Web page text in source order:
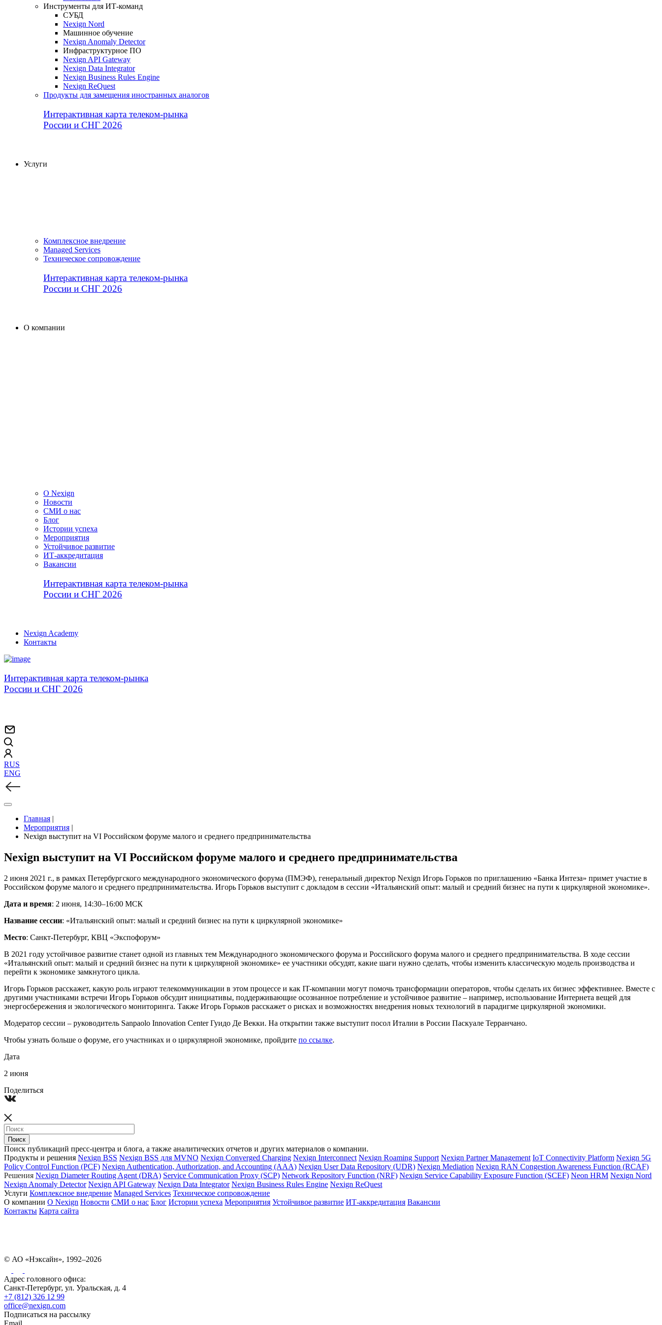
Инструменты для ИТ-команд
СУБД
Nexign Nord
Машинное обучение
Nexign Anomaly Detector
Инфраструктурное ПО
Nexign API Gateway
Nexign Data Integrator
Nexign Business Rules Engine
Nexign ReQuest
Продукты для замещения иностранных аналогов
Интерактивная карта телеком-рынка
России и СНГ 2026
Услуги
Комплексное внедрение
Managed Services
Техническое сопровождение
Интерактивная карта телеком-рынка
России и СНГ 2026
О компании
О Nexign
Новости
СМИ о нас
Блог
Истории успеха
Мероприятия
Устойчивое развитие
ИТ-аккредитация
Вакансии
Интерактивная карта телеком-рынка
России и СНГ 2026
Nexign Academy
Контакты
Интерактивная карта телеком-рынка
России и СНГ 2026
RUS
ENG
Главная |
Мероприятия |
Nexign выступит на VI Российском форуме малого и среднего предпринимательства
Nexign выступит на VI Российском форуме малого и среднего предпринимательства
2 июня 2021 г., в рамках Петербургского международного экономического форума (ПМЭФ), генеральный директор Nexign Игорь Горьков по приглашению «Банка Интеза» примет участие в
Российском форуме малого и среднего предпринимательства. Игорь Горьков выступит с докладом в сессии «Итальянский опыт: малый и средний бизнес на пути к циркулярной экономике».
Дата и время: 2 июня, 14:30–16:00 МСК
Название сессии: «Итальянский опыт: малый и средний бизнес на пути к циркулярной экономике»
Место: Санкт-Петербург, КВЦ «Экспофорум»
В 2021 году устойчивое развитие станет одной из главных тем Международного экономического форума и Российского форума малого и среднего предпринимательства. В ходе сессии
«Итальянский опыт: малый и средний бизнес на пути к циркулярной экономике» ее участники обсудят, какие шаги нужно сделать, чтобы изменить классическую модель производства и
перейти к экономике замкнутого цикла.
Игорь Горьков расскажет, какую роль играют телекоммуникации в этом процессе и как IT-компании могут помочь трансформации операторов, чтобы сделать их бизнес эффективнее. Вместе с
другими участниками встречи Игорь Горьков обсудит инициативы, поддерживающие осознанное потребление и устойчивое развитие – например, использование Интернета вещей для
энергосбережения и экологического мониторинга. Также Игорь Горьков расскажет о рисках и возможностях внедрения новых технологий в парадигме циркулярной экономики.
Модератор сессии – руководитель Sanpaolo Innovation Center Гуидо Де Векки. На открытии также выступит посол Италии в России Паскуале Терранчано.
Чтобы узнать больше о форуме, его участниках и о циркулярной экономике, пройдите по ссылке.
Дата
2 июня
Поделиться
Поиск публикаций пресс-центра и блога, а также аналитических отчетов и других материалов о компании.
Продукты и решения Nexign BSS Nexign BSS для MVNO Nexign Converged Charging Nexign Interconnect Nexign Roaming Support Nexign Partner Management IoT Connectivity Platform Nexign 5G
Policy Control Function (PCF) Nexign Authentication, Authorization, and Accounting (AAA) Nexign User Data Repository (UDR) Nexign Mediation Nexign RAN Congestion Awareness Function (RCAF)
Решения Nexign Diameter Routing Agent (DRA) Service Communication Proxy (SCP) Network Repository Function (NRF) Nexign Service Capability Exposure Function (SCEF) Neon HRM Nexign Nord
Nexign Anomaly Detector Nexign API Gateway Nexign Data Integrator Nexign Business Rules Engine Nexign ReQuest
Услуги Комплексное внедрение Managed Services Техническое сопровождение
О компании О Nexign Новости СМИ о нас Блог Истории успеха Мероприятия Устойчивое развитие ИТ-аккредитация Вакансии
Контакты Карта сайта
© АО «Нэксайн», 1992–2026
Адрес головного офиса:
Санкт-Петербург, ул. Уральская, д. 4
+7 (812) 326 12 99
office@nexign.com
Подписаться на рассылку
Email